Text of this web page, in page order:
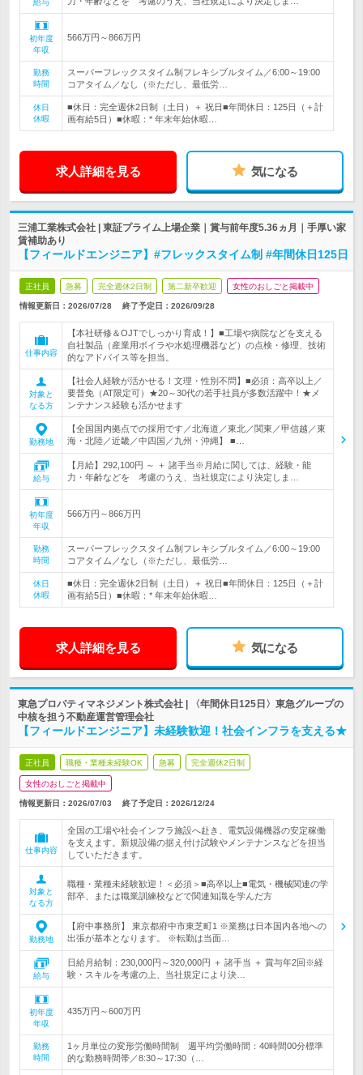
給与
初年度
年収
566万円～866万円
勤務
時間
スーパーフレックスタイム制フレキシブルタイム／6:00～19:00
コアタイム／なし（※ただし、最低労…
休日
休暇
■休日：完全週休2日制（土日）＋ 祝日■年間休日：125日（＋計
画有給5日）■休暇：* 年末年始休暇…
求人詳細を見る 気になる
三浦工業株式会社 | 東証プライム上場企業｜賞与前年度5.36ヵ月｜手厚い家
賃補助あり
【フィールドエンジニア】#フレックスタイム制 #年間休日125日
正社員 急募 完全週休2日制 第二新卒歓迎 女性のおしごと掲載中
情報更新日：2026/07/28 終了予定日： 2026/09/28
仕事内容
【本社研修＆OJTでしっかり育成！】■工場や病院などを支える
自社製品（産業用ボイラや水処理機器など）の点検・修理、技術
的なアドバイス等を担当。
対象と
なる方
【社会人経験が活かせる！文理・性別不問】■必須：高卒以上／
要普免（AT限定可）★20～30代の若手社員が多数活躍中！★メ
ンテナンス経験も活かせます
勤務地
【全国国内拠点での採用です／北海道／東北／関東／甲信越／東
海・北陸／近畿／中四国／九州・沖縄】 ■…
給与
【月給】292,100円 ～ ＋ 諸手当※月給に関しては、経験・能
力・年齢などを 考慮のうえ、当社規定により決定しま…
初年度
年収
566万円～866万円
勤務
時間
スーパーフレックスタイム制フレキシブルタイム／6:00～19:00
コアタイム／なし（※ただし、最低労…
休日
休暇
■休日：完全週休2日制（土日）＋ 祝日■年間休日：125日（＋計
画有給5日）■休暇：* 年末年始休暇…
求人詳細を見る 気になる
東急プロパティマネジメント株式会社 | 〈年間休日125日〉東急グループの
中核を担う不動産運営管理会社
【フィールドエンジニア】未経験歓迎！社会インフラを支える★
正社員 職種・業種未経験OK 急募 完全週休2日制
女性のおしごと掲載中
情報更新日：2026/07/03 終了予定日： 2026/12/24
仕事内容
全国の工場や社会インフラ施設へ赴き、電気設備機器の安定稼働
を支えます。新規設備の据え付け試験やメンテナンスなどを担当
していただきます。
対象と
なる方
職種・業種未経験歓迎！＜必須＞■高卒以上■電気・機械関連の学
部卒、または職業訓練校などで関連知識を学んだ方
勤務地
【府中事務所】 東京都府中市東芝町1 ※業務は日本国内各地への
出張が基本となります。 ※転勤は当面…
給与
日給月給制：230,000円～320,000円 ＋ 諸手当 ＋ 賞与年2回※経
験・スキルを考慮の上、当社規定により決…
初年度
年収
435万円～600万円
勤務
時間
1ヶ月単位の変形労働時間制 週平均労働時間：40時間00分標準
的な勤務時間帯／8:30～17:30（…